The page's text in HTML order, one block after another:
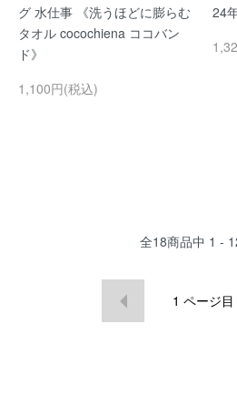
グ 水仕事 《洗うほどに膨らむ
タオル cocochiena ココバン
ド》
1,100円(税込)
24
全18商品中 1 -
1 ページ目